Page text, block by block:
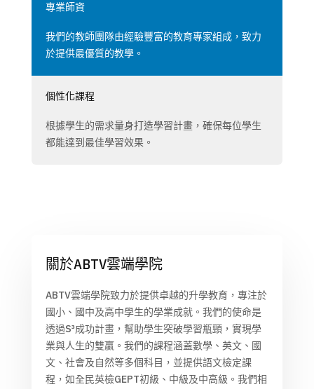
專業師資
我們的教師團隊由經驗豐富的教育專家組成，致力
於提供最優質的教學。
個性化課程
根據學生的需求量身打造學習計畫，確保每位學生
都能達到最佳學習效果。
關於ABTV雲端學院
ABTV雲端學院致力於提供卓越的升學教育，專注於
國小、國中及高中學生的學業成就。我們的使命是
透過S³成功計畫，幫助學生突破學習瓶頸，實現學
業與人生的雙贏。我們的課程涵蓋數學、英文、國
文、社會及自然等多個科目，並提供語文檢定課
程，如全民英檢GEPT初級、中級及中高級。我們相